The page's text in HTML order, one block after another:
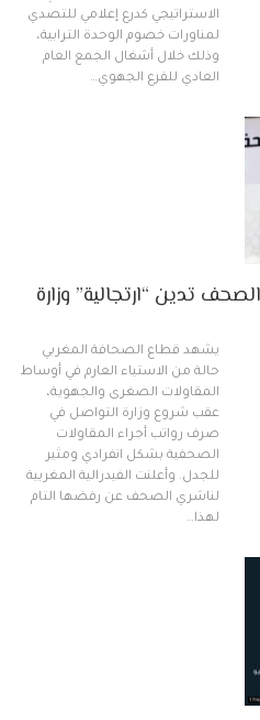
الاستراتيجي كدرع إعلامي للتصدي
لمناورات خصوم الوحدة الترابية،
وذلك خلال أشغال الجمع العام
العادي للفرع الجهوي…
تدين “ارتجالية” وزارة
يشهد قطاع الصحافة المغربي
حالة من الاستياء العارم في أوساط
المقاولات الصغرى والجهوية،
عقب شروع وزارة التواصل في
صرف رواتب أجراء المقاولات
الصحفية بشكل انفرادي ومثير
للجدل. وأعلنت الفيدرالية المغربية
لناشري الصحف عن رفضها التام
لهذا…